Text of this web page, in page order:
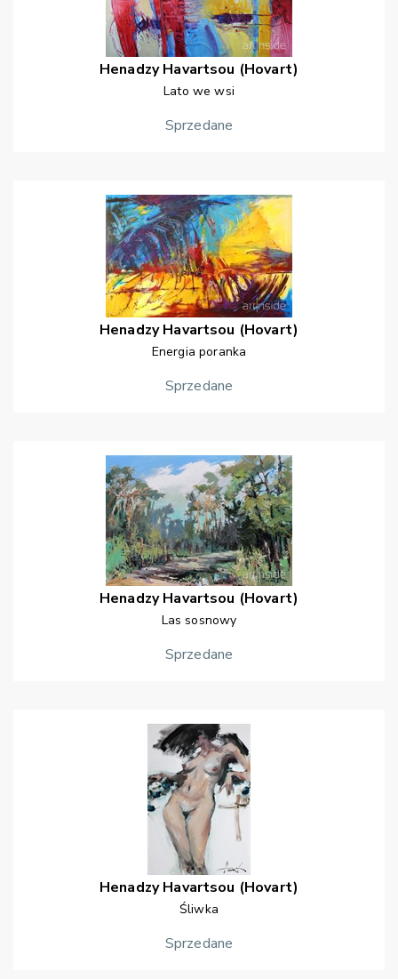
Henadzy Havartsou (Hovart)
Lato we wsi
Sprzedane
Henadzy Havartsou (Hovart)
Energia poranka
Sprzedane
Henadzy Havartsou (Hovart)
Las sosnowy
Sprzedane
Henadzy Havartsou (Hovart)
Śliwka
Sprzedane